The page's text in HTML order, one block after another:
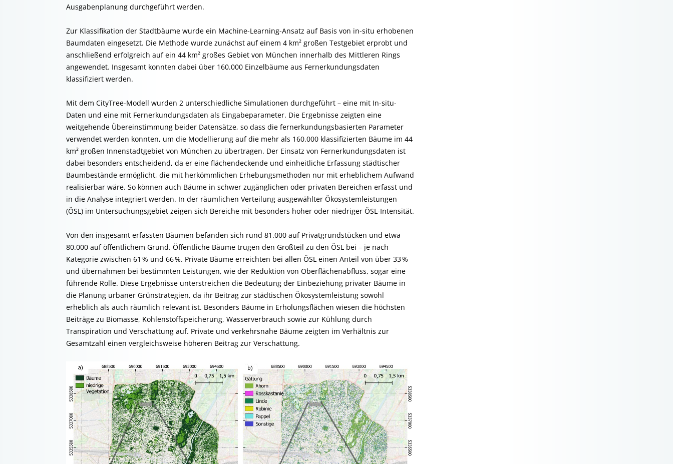
Ausgabenplanung durchgeführt werden.
Zur Klassifikation der Stadtbäume wurde ein Machine-Learning-Ansatz auf Basis von in-situ erhobenen
Baumdaten eingesetzt. Die Methode wurde zunächst auf einem 4 km² großen Testgebiet erprobt und
anschließend erfolgreich auf ein 44 km² großes Gebiet von München innerhalb des Mittleren Rings
angewendet. Insgesamt konnten dabei über 160.000 Einzelbäume aus Fernerkundungsdaten
klassifiziert werden.
Mit dem CityTree-Modell wurden 2 unterschiedliche Simulationen durchgeführt – eine mit In-situ-
Daten und eine mit Fernerkundungsdaten als Eingabeparameter. Die Ergebnisse zeigten eine
weitgehende Übereinstimmung beider Datensätze, so dass die fernerkundungsbasierten Parameter
verwendet werden konnten, um die Modellierung auf die mehr als 160.000 klassifizierten Bäume im 44
km² großen Innenstadtgebiet von München zu übertragen. Der Einsatz von Fernerkundungsdaten ist
dabei besonders entscheidend, da er eine flächendeckende und einheitliche Erfassung städtischer
Baumbestände ermöglicht, die mit herkömmlichen Erhebungsmethoden nur mit erheblichem Aufwand
realisierbar wäre. So können auch Bäume in schwer zugänglichen oder privaten Bereichen erfasst und
in die Analyse integriert werden. In der räumlichen Verteilung ausgewählter Ökosystemleistungen
(ÖSL) im Untersuchungsgebiet zeigen sich Bereiche mit besonders hoher oder niedriger ÖSL-Intensität.
Von den insgesamt erfassten Bäumen befanden sich rund 81.000 auf Privatgrundstücken und etwa
80.000 auf öffentlichem Grund. Öffentliche Bäume trugen den Großteil zu den ÖSL bei – je nach
Kategorie zwischen 61 % und 66 %. Private Bäume erreichten bei allen ÖSL einen Anteil von über 33 %
und übernahmen bei bestimmten Leistungen, wie der Reduktion von Oberflächenabfluss, sogar eine
führende Rolle. Diese Ergebnisse unterstreichen die Bedeutung der Einbeziehung privater Bäume in
die Planung urbaner Grünstrategien, da ihr Beitrag zur städtischen Ökosystemleistung sowohl
erheblich als auch räumlich relevant ist. Besonders Bäume in Erholungsflächen wiesen die höchsten
Beiträge zu Biomasse, Kohlenstoffspeicherung, Wasserverbrauch sowie zur Kühlung durch
Transpiration und Verschattung auf. Private und verkehrsnahe Bäume zeigten im Verhältnis zur
Gesamtzahl einen vergleichsweise höheren Beitrag zur Verschattung.